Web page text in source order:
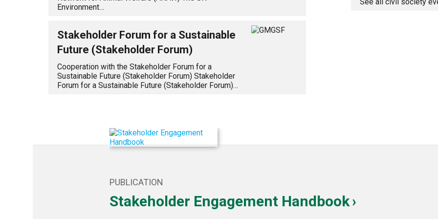
Environment…
Stakeholder Forum for a Sustainable
Future (Stakeholder Forum)
Cooperation with the Stakeholder Forum for a
Sustainable Future (Stakeholder Forum) Stakeholder
Forum for a Sustainable Future (Stakeholder Forum)…
PUBLICATION
Stakeholder Engagement Handbook